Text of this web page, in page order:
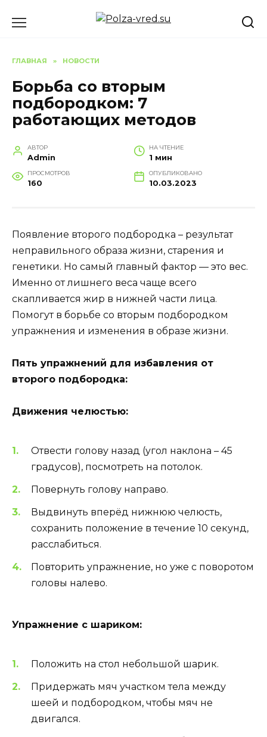
ГЛАВНАЯ » НОВОСТИ
Борьба со вторым
подбородком: 7
работающих методов
АВТОР
Admin
НА ЧТЕНИЕ
1 мин
ПРОСМОТРОВ
160
ОПУБЛИКОВАНО
10.03.2023
Появление второго подбородка – результат
неправильного образа жизни, старения и
генетики. Но самый главный фактор — это вес.
Именно от лишнего веса чаще всего
скапливается жир в нижней части лица.
Помогут в борьбе со вторым подбородком
упражнения и изменения в образе жизни.
Пять упражнений для избавления от
второго подбородка:
Движения челюстью:
Отвести голову назад (угол наклона – 45
градусов), посмотреть на потолок.
Повернуть голову направо.
Выдвинуть вперёд нижнюю челюсть,
сохранить положение в течение 10 секунд,
расслабиться.
Повторить упражнение, но уже с поворотом
головы налево.
Упражнение с шариком:
Положить на стол небольшой шарик.
Придержать мяч участком тела между
шеей и подбородком, чтобы мяч не
двигался.